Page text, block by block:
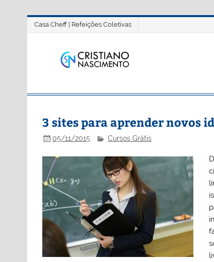
Casa Cheff | Refeições Coletivas
3 sites para aprender novos
05/11/2015 Cursos Grátis